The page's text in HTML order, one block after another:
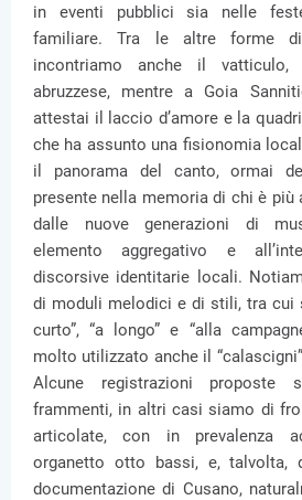
in eventi pubblici sia nelle
familiare. Tra le altre forme
incontriamo anche il vatticulo,
abruzzese, mentre a Goia
attestai il laccio d’amore e la
che ha assunto una fisionomia
il panorama del canto, ormai
presente nella memoria di chi è più
dalle nuove generazioni di
elemento aggregativo e
discorsive identitarie locali.
di moduli melodici e di stili, tra cui
curto”, “a longo” e “alla
molto utilizzato anche il
Alcune registrazioni
frammenti, in altri casi siamo di
articolate, con in prevalenza
organetto otto bassi, e, talvolta,
documentazione di Cusano,